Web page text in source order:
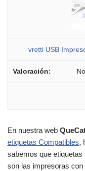
vretti USB
En nuestra web
etiquetas Compatibles,
sabemos que
son las impresoras